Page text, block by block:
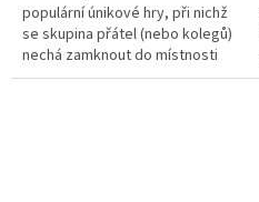
populární únikové hry, při nichž
se skupina přátel (nebo kolegů)
nechá zamknout do místnosti
plné rébusů a snaží se z ní v